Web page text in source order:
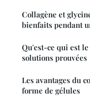
Collagène et
bienfaits pendant
Qu'est-ce qui est
solutions prouvées
Les avantages du
forme de gélules